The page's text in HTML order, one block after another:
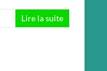
Lire la suite